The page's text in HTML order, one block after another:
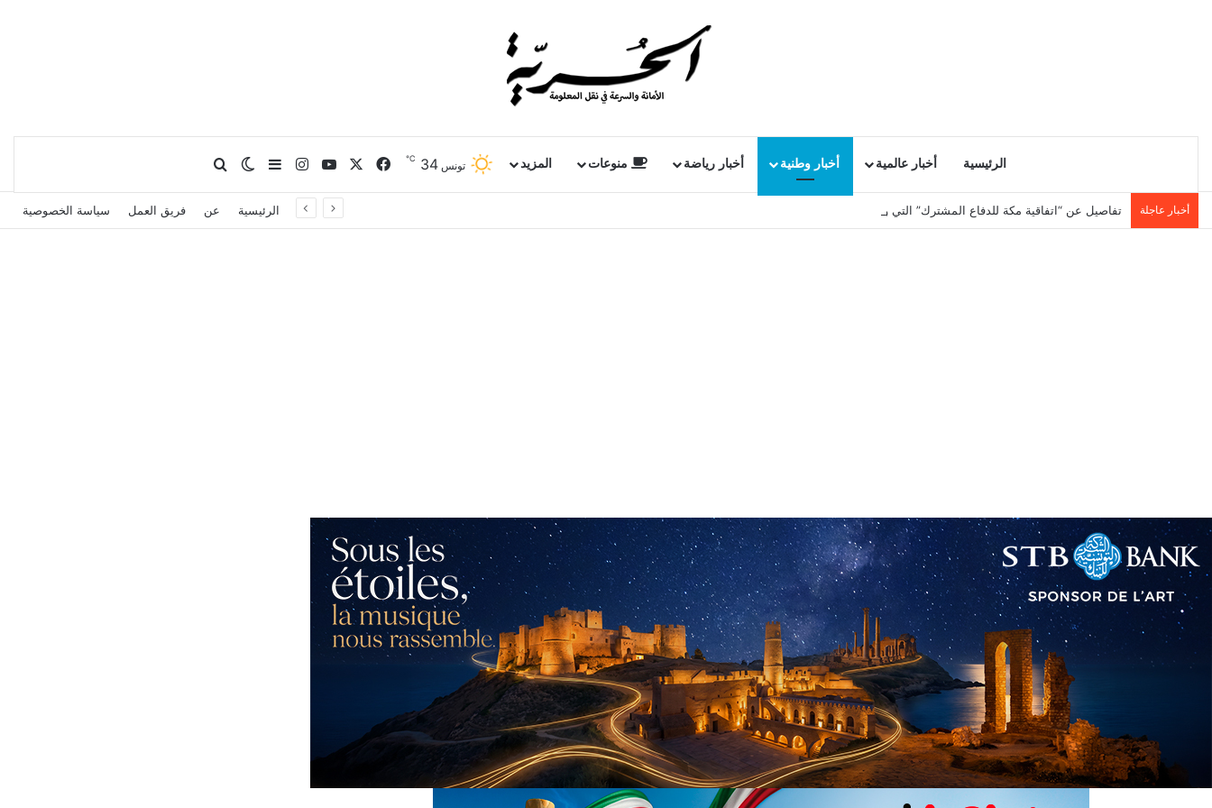
الرئيسية أخبار عالمية أخبار وطنية أخبار رياضة منوعات المزيد تونس 34
℃ فيسبوك يوتيوبانستقرامإضافة عمود جانبي
الوضع المظلم
بحث عن
أخبار عاجلة تفاصيل عن “اتفاقية مكة للدفاع المشترك” التي وقعتها تركيا والسعودية وباكستان الرئيسية عن فريق العمل سياسة الخصوصية